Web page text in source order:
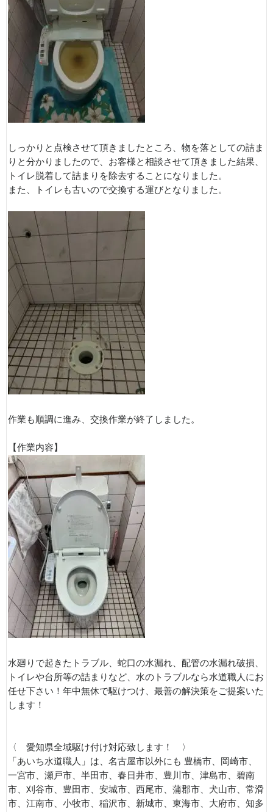
しっかりと点検させて頂きましたところ、物を落としての詰ま
りと分かりましたので、お客様と相談させて頂きました結果、
トイレ脱着して詰まりを除去することになりました。
また、トイレも古いので交換する運びとなりました。
作業も順調に進み、交換作業が終了しました。
【作業内容】
水廻りで起きたトラブル、蛇口の水漏れ、配管の水漏れ破損、
トイレや台所等の詰まりなど、水のトラブルなら水道職人にお
任せ下さい！年中無休で駆けつけ、最善の解決策をご提案いた
します！
〈 愛知県全域駆け付け対応致します！ 〉
「あいち水道職人」は、名古屋市以外にも 豊橋市、岡崎市、
一宮市、瀬戸市、半田市、春日井市、豊川市、津島市、碧南
市、刈谷市、豊田市、安城市、西尾市、蒲郡市、犬山市、常滑
市、江南市、小牧市、稲沢市、新城市、東海市、大府市、知多